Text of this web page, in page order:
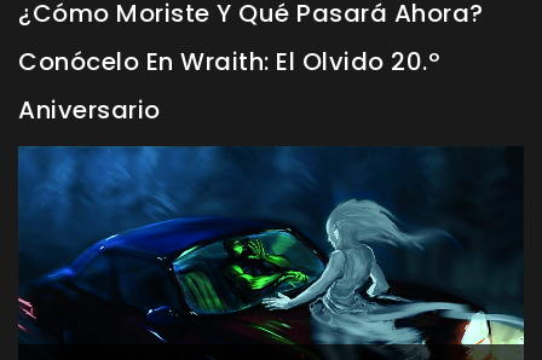
¿Cómo Moriste Y Qué Pasará Ahora?
Conócelo En Wraith: El Olvido 20.º
Aniversario